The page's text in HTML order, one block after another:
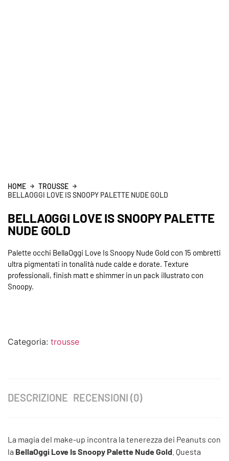
HOME
TROUSSE
BELLAOGGI LOVE IS SNOOPY PALETTE NUDE GOLD
BELLAOGGI LOVE IS SNOOPY PALETTE
NUDE GOLD
Palette occhi BellaOggi Love Is Snoopy Nude Gold con 15 ombretti
ultra pigmentati in tonalità nude calde e dorate. Texture
professionali, finish matt e shimmer in un pack illustrato con
Snoopy.
Categoria: trousse
DESCRIZIONE RECENSIONI (0)
La magia del make-up incontra la tenerezza dei Peanuts con
la BellaOggi Love Is Snoopy Palette Nude Gold . Questa